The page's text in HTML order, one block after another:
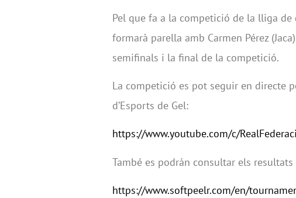
Pel que fa a la competició de la lliga
formarà parella amb Carmen Pérez
semifinals i la final de la competició.
La competició es pot seguir en directe
d’Esports de Gel:
https://www.youtube.com/c/
També es podrán consultar els
https://www.softpeelr.com/en/